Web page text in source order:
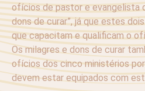
ofícios de pastor e evangelista
dons de curar”, já que estes
que capacitam e qualificam o
Os milagres e dons de curar
ofícios dos cinco ministérios
devem estar equipados com